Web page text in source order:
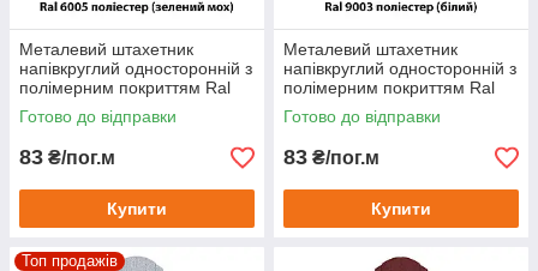
Металевий штахетник
напівкруглий односторонній з
полімерним покриттям Ral
6005 поліестер (зелений
мох)
Готово до відправки
83 ₴/пог.м
Купити
Металевий штахетник
напівкруглий односторонній з
полімерним покриттям Ral
9003 поліестер (білий)
Готово до відправки
83 ₴/пог.м
Купити
Топ продажів